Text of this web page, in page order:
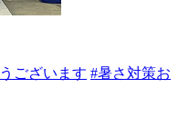
ございます #暑さ対策お